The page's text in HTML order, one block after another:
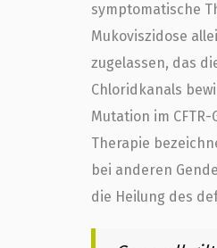
symptomatische
Mukoviszidose
zugelassen, das
Chloridkanals
Mutation im
Therapie
bei anderen
die Heilung des